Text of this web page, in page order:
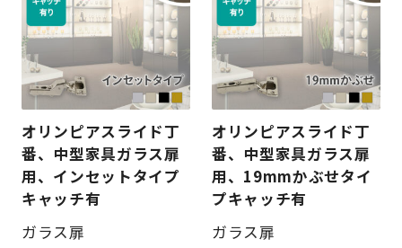
オリンピアスライド丁
番、中型家具ガラス扉
用、インセットタイプ
キャッチ有
ガラス扉
オリンピアスライド丁
番、中型家具ガラス扉
用、19mmかぶせタイ
プキャッチ有
ガラス扉